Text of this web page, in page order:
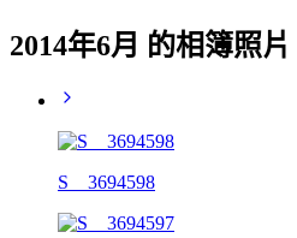
2014年6月 的相簿照片
S__3694598